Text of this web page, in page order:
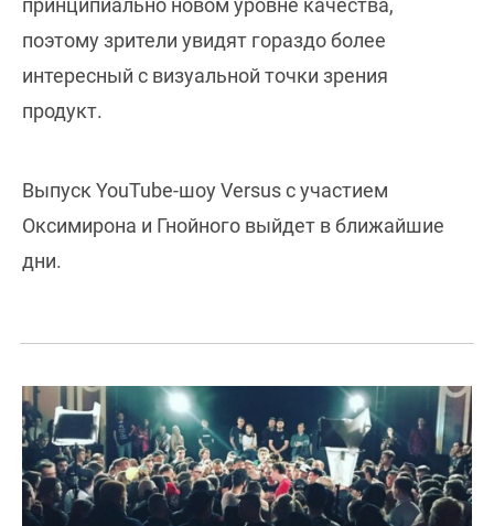
принципиально новом уровне качества,
поэтому зрители увидят гораздо более
интересный с визуальной точки зрения
продукт.
Выпуск YouTube-шоу Versus с участием
Оксимирона и Гнойного выйдет в ближайшие
дни.